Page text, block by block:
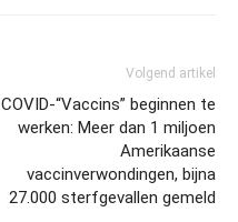
Volgend artikel
COVID-“Vaccins” beginnen te
werken: Meer dan 1 miljoen
Amerikaanse
vaccinverwondingen, bijna
27.000 sterfgevallen gemeld